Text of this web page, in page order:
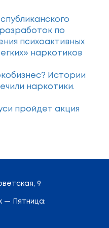
по
психоактивных
наркотиков
Истории
наркотики.
пройдет акция
9
— Пятница: